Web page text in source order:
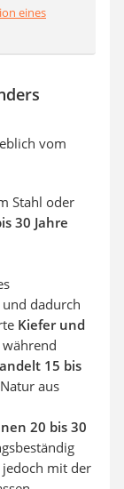
eines
vom
Stahl oder
30 Jahre
dadurch
Kiefer und
während
15 bis
aus
20 bis 30
mit der